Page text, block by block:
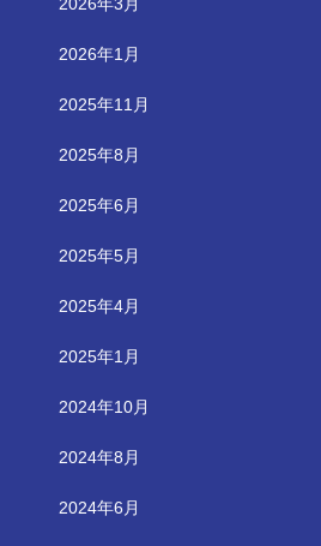
2026年1月
2025年11月
2025年8月
2025年6月
2025年5月
2025年4月
2025年1月
2024年10月
2024年8月
2024年6月